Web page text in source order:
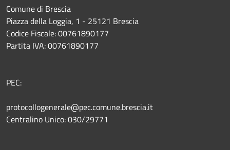
Comune di Brescia
Piazza della Loggia, 1 - 25121 Brescia
Codice Fiscale: 00761890177
Partita IVA: 00761890177
PEC:
protocollogenerale@pec.comune.brescia.it
Centralino Unico: 030/29771